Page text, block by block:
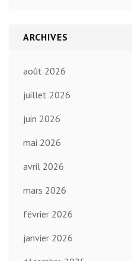
ARCHIVES
août 2026
juillet 2026
juin 2026
mai 2026
avril 2026
mars 2026
février 2026
janvier 2026